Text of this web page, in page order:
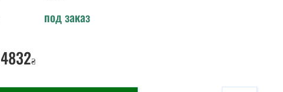
под заказ
4832₴